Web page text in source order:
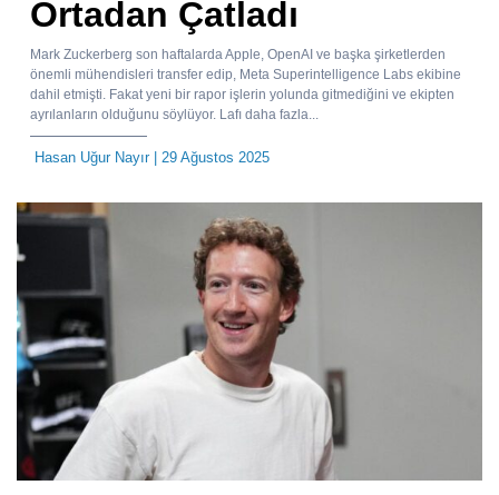
Ortadan Çatladı
Mark Zuckerberg son haftalarda Apple, OpenAI ve başka şirketlerden
önemli mühendisleri transfer edip, Meta Superintelligence Labs ekibine
dahil etmişti. Fakat yeni bir rapor işlerin yolunda gitmediğini ve ekipten
ayrılanların olduğunu söylüyor. Lafı daha fazla...
Hasan Uğur Nayır| 29 Ağustos 2025